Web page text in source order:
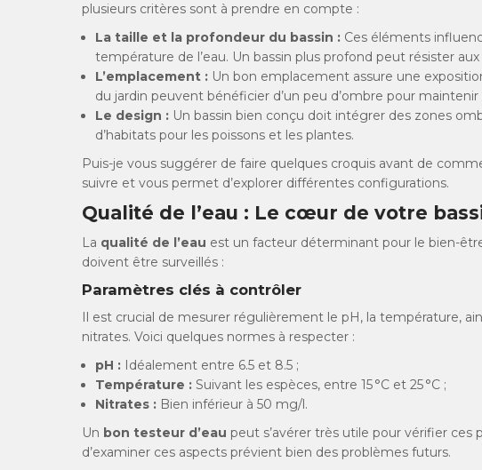
plusieurs critères sont à prendre en compte :
La taille et la profondeur du bassin : Ces éléments
température de l’eau. Un bassin plus profond peut résister
L’emplacement : Un bon emplacement assure une
du jardin peuvent bénéficier d’un peu d’ombre pour
Le design : Un bassin bien conçu doit intégrer des zones
d’habitats pour les poissons et les plantes.
Puis-je vous suggérer de faire quelques croquis avant de
suivre et vous permet d’explorer différentes configurations.
Qualité de l’eau : Le cœur de votre
La qualité de l’eau est un facteur déterminant pour le bien-
doivent être surveillés :
Paramètres clés à contrôler
Il est crucial de mesurer régulièrement le pH, la température,
nitrates. Voici quelques normes à respecter :
pH : Idéalement entre 6.5 et 8.5 ;
Température : Suivant les espèces, entre 15 °C et 25 °C ;
Nitrates : Bien inférieur à 50 mg/l.
Un bon testeur d’eau peut s’avérer très utile pour vérifier
d’examiner ces aspects prévient bien des problèmes futurs.